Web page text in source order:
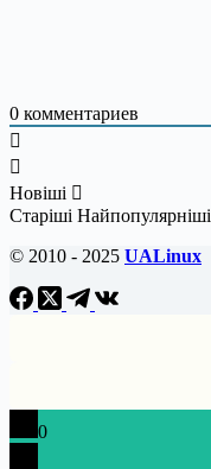
0 комментариев
Новіші
Старіші Найпопулярніші
© 2010 - 2025 UALinux
0